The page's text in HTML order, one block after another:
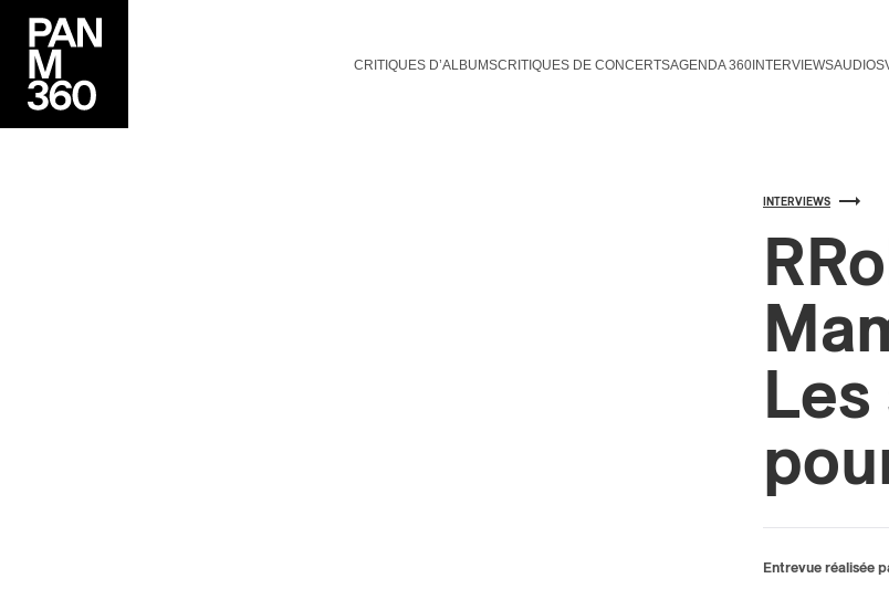
CRITIQUES D’ALBUMSCRITIQUES DE CONCERTSAGENDA 360INTERVIEWSAUDIOS
INTERVIEWS
Entrevue réalisée